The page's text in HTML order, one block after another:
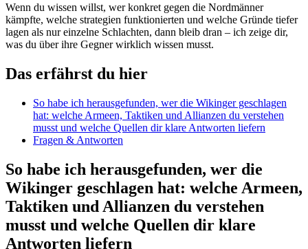
Wenn ⁤du⁤ wissen⁣ willst, wer konkret gegen​ die Nordmänner
⁢kämpfte, welche strategien funktionierten ⁤und welche Gründe tiefer
lagen ⁤als ​nur einzelne Schlachten, dann bleib dran – ich zeige dir,
was ‍du‌ über ihre ‌Gegner wirklich‍ wissen musst.
Das erfährst du⁣ hier
So habe ich herausgefunden, wer die⁤ Wikinger geschlagen
hat: welche‍ Armeen, Taktiken und⁣ Allianzen du verstehen
musst und welche⁤ Quellen ⁣dir klare Antworten liefern
Fragen & Antworten
So habe ⁣ich herausgefunden,‌ wer ⁣die
Wikinger geschlagen hat: welche​ Armeen,
Taktiken und Allianzen ‌du verstehen ​
musst und‍ welche Quellen‍ dir klare
Antworten liefern